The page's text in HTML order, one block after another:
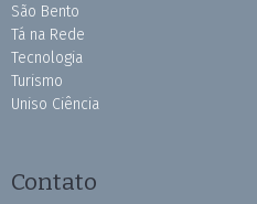
São Bento
Tá na Rede
Tecnologia
Turismo
Uniso Ciência
Contato